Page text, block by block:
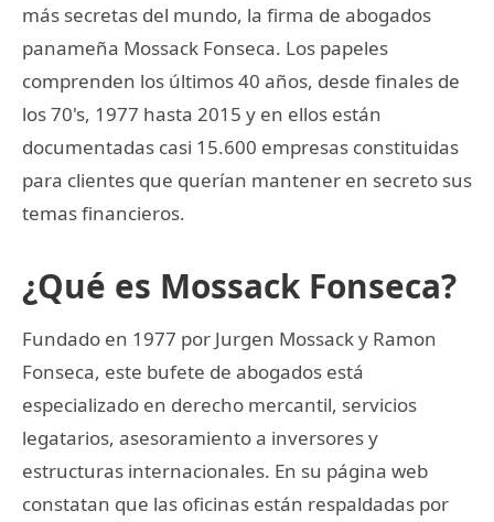
más secretas del mundo, la firma de abogados
panameña Mossack Fonseca. Los papeles
comprenden los últimos 40 años, desde finales de
los 70's, 1977 hasta 2015 y en ellos están
documentadas casi 15.600 empresas constituidas
para clientes que querían mantener en secreto sus
temas financieros.
¿Qué es Mossack Fonseca?
Fundado en 1977 por Jurgen Mossack y Ramon
Fonseca, este bufete de abogados está
especializado en derecho mercantil, servicios
legatarios, asesoramiento a inversores y
estructuras internacionales. En su página web
constatan que las oficinas están respaldadas por